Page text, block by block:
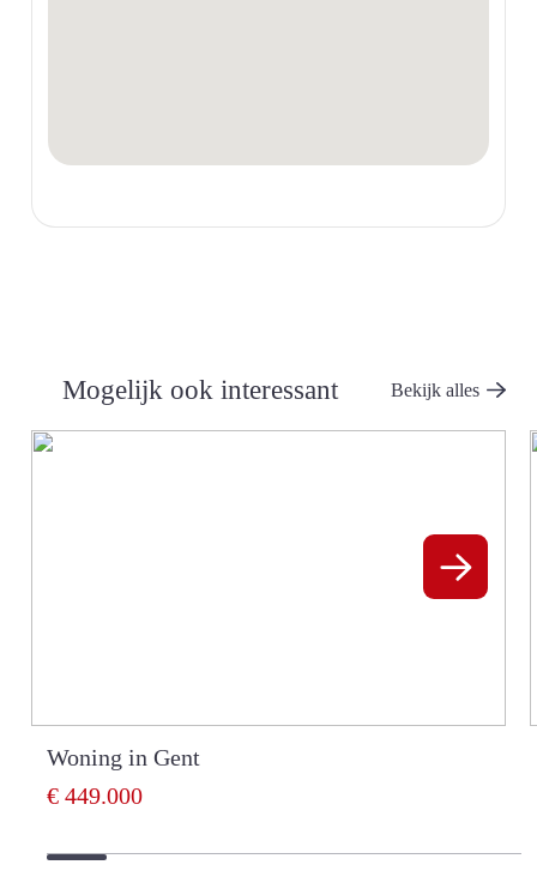
Mogelijk ook interessant Bekijk alles
Woning in Gent
€ 449.000